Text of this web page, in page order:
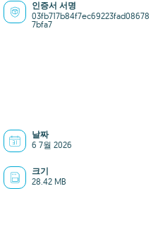
인증서 서명
03fb717b84f7ec69223fad08678
7bfa7
날짜
6 7월 2026
크기
28.42 MB